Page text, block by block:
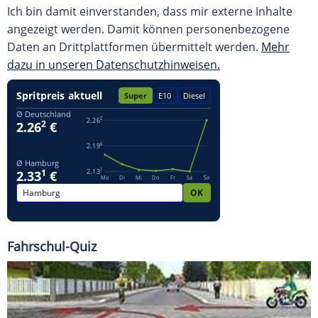
Ich bin damit einverstanden, dass mir externe Inhalte
angezeigt werden. Damit können personenbezogene
Daten an Drittplattformen übermittelt werden. Mehr
dazu in unseren Datenschutzhinweisen.
Fahrschul-Quiz